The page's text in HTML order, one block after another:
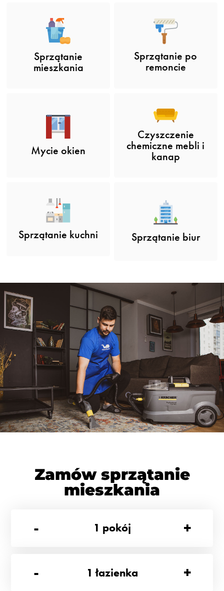
Sprzątanie
mieszkania
Sprzątanie po
remoncie
Mycie okien
Czyszczenie
chemiczne mebli i
kanap
Sprzątanie kuchni Sprzątanie biur
Zamów sprzątanie
mieszkania
-
1 pokój +
- 1 łazienka +